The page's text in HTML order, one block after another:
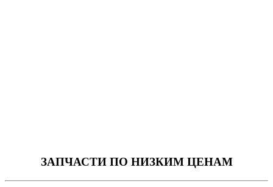
ЗАПЧАСТИПО НИЗКИМ ЦЕНАМ